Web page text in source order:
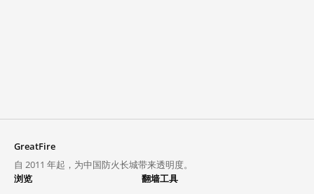
GreatFire
自 2011 年起，为中国防火长城带来透明度。
浏览
翻墙工具